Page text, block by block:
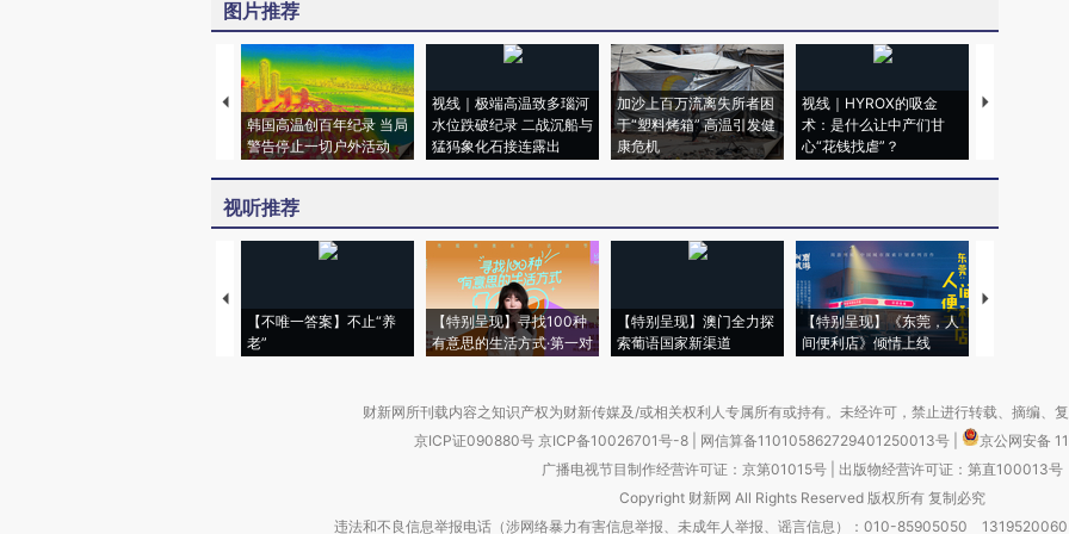
图片推荐
韩国高温创百年纪录 当局
警告停止一切户外活动
视线｜极端高温致多瑙河
水位跌破纪录 二战沉船与
猛犸象化石接连露出
加沙上百万流离失所者困
于“塑料烤箱” 高温引发健
康危机
视线｜HYROX的吸金
术：是什么让中产们甘
心“花钱找虐”？
马航飞行员
视听推荐
【不唯一答案】不止“养
老”
【特别呈现】寻找100种
有意思的生活方式·第一对
【特别呈现】澳门全力探
索葡语国家新渠道
【特别呈现】《东莞，人
间便利店》倾情上线
【推广】走
财新网所刊载内容之知识产权为财新传媒及/或相关权利人专属所有或持有。未经许可，禁止进行转载、摘编、
京ICP证090880号 京ICP备10026701号-8 网信算备110105862729401250013号
京公网安备
广播电视节目制作经营许可证：京第01015号| 出版物经营许可证：第直100013号
Copyright 财新网 All Rights Reserved 版权所有 复制必究
违法和不良信息举报电话（涉网络暴力有害信息举报、未成年人举报、谣言信息）：010-85905050